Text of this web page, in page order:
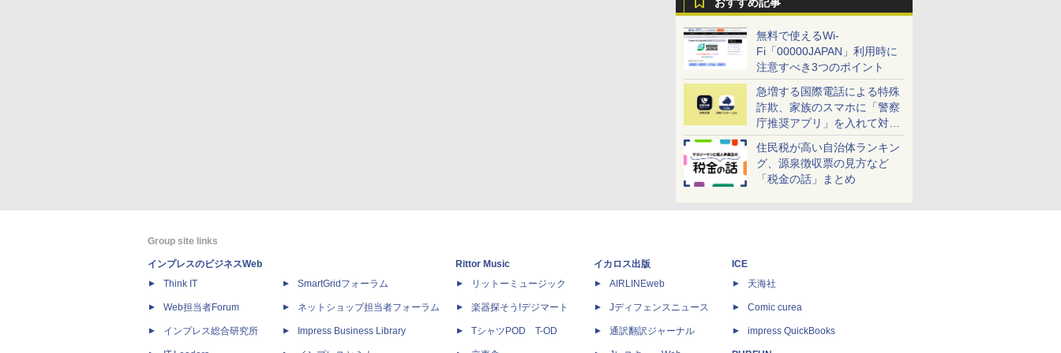
無料で使えるWi-
Fi「00000JAPAN」利用時に
注意すべき3つのポイント
急増する国際電話による特殊
詐欺、家族のスマホに「警察
庁推奨アプリ」を入れて対策
しよう！
住民税が高い自治体ランキン
グ、源泉徴収票の見方など
「税金の話」まとめ
Group site links
インプレスのビジネスWeb
Think IT
Web担当者Forum
インプレス総合研究所
SmartGridフォーラム
ネットショップ担当者フォーラム
Impress Business Library
Rittor Music
リットーミュージック
楽器探そう!デジマート
TシャツPOD T-OD
イカロス出版
AIRLINEweb
Jディフェンスニュース
通訳翻訳ジャーナル
ICE
天海社
Comic curea
impress QuickBooks